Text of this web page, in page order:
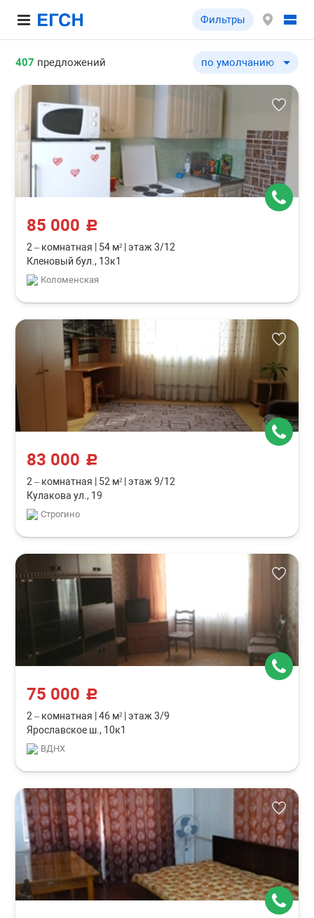
Фильтры
407 предложений по умолчанию
по умолчанию
по комнатности ↓
по комнатности ↑
по общей площади ↓
по общей площади ↑
85 000 c
2 – комнатная 54 м² этаж 3/12
Кленовый бул., 13к1
Коломенская
83 000 c
2 – комнатная 52 м² этаж 9/12
Кулакова ул., 19
Строгино
75 000 c
2 – комнатная 46 м² этаж 3/9
Ярославское ш., 10к1
ВДНХ